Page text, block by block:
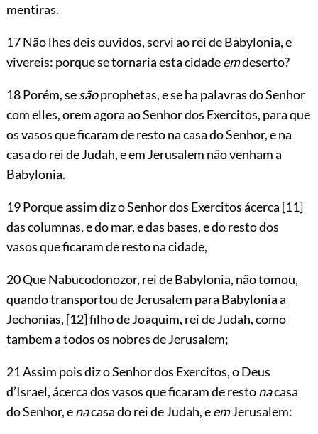
mentiras.
17 Não lhes deis ouvidos, servi ao rei de Babylonia, e
vivereis: porque se tornaria esta cidadeemdeserto?
18 Porém, sesãoprophetas, e se ha palavras do Senhor
com elles, orem agora ao Senhor dos Exercitos, para que
os vasos que ficaram de resto na casa do Senhor, e na
casa do rei de Judah, e em Jerusalem não venham a
Babylonia.
19 Porque assim diz o Senhor dos Exercitos ácerca [11]
das columnas, e do mar, e das bases, e do resto dos
vasos que ficaram de resto na cidade,
20 Que Nabucodonozor, rei de Babylonia, não tomou,
quando transportou de Jerusalem para Babylonia a
Jechonias, [12]filho de Joaquim, rei de Judah, como
tambem a todos os nobres de Jerusalem;
21 Assim pois diz o Senhor dos Exercitos, o Deus
d’Israel, ácerca dos vasos que ficaram de restonacasa
do Senhor, enacasa do rei de Judah, eemJerusalem: